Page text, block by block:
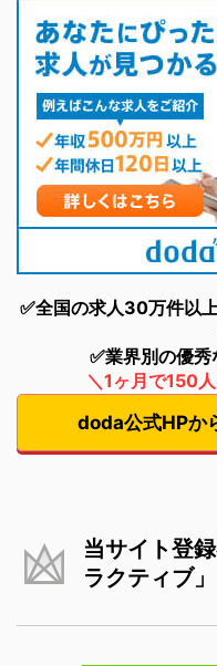
✅全国の求人30万件以
✅業界別の優
＼1ヶ月で150
doda公式HPか
当サイト登
ラクティブ」